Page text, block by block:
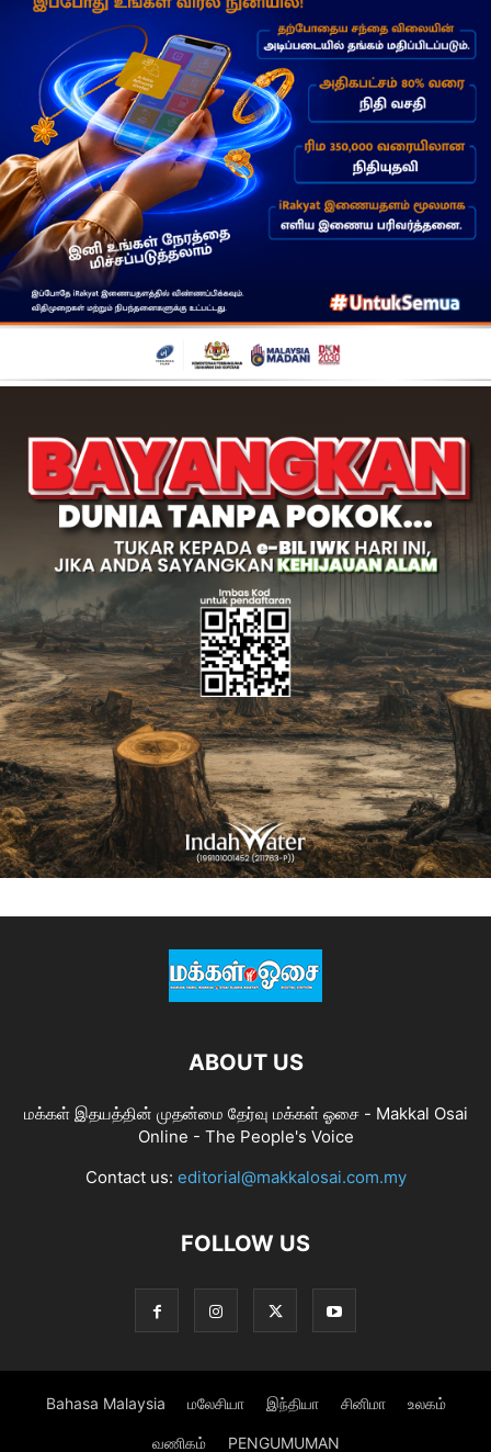
ABOUT US
மக்கள் இதயத்தின் முதன்மை தேர்வு மக்கள் ஓசை - Makkal Osai
Online - The People's Voice
Contact us: editorial@makkalosai.com.my
FOLLOW US
Bahasa Malaysia மலேசியா இந்தியா சினிமா உலகம்
வணிகம் PENGUMUMAN